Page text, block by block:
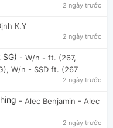
2 ngày trước
K.Y
2 ngày trước
- W/n - ft. (267,
W/n - SSD ft. (267
2 ngày trước
- Alec Benjamin - Alec
2 ngày trước